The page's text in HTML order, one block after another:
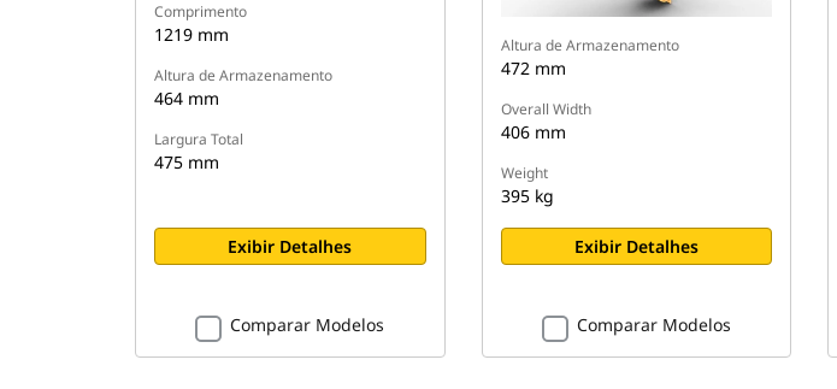
Comprimento
1219 mm
Altura de Armazenamento
464 mm
Largura Total
475 mm
Exibir Detalhes
Comparar Modelos
Altura de Armazenamento
472 mm
Overall Width
406 mm
Weight
395 kg
Exibir Detalhes
Comparar Modelos